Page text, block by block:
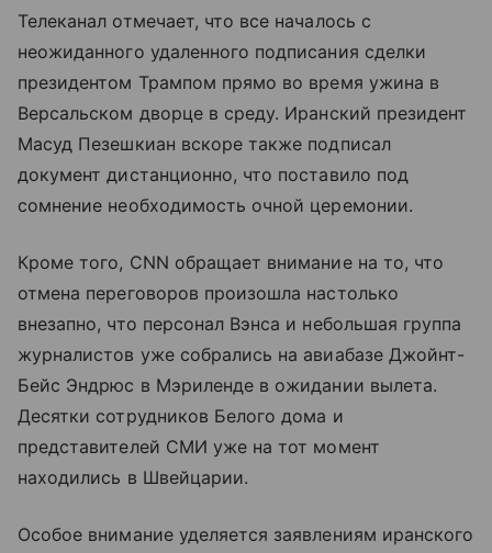
Телеканал отмечает, что все началось с
неожиданного удаленного подписания сделки
президентом Трампом прямо во время ужина в
Версальском дворце в среду. Иранский президент
Масуд Пезешкиан вскоре также подписал
документ дистанционно, что поставило под
сомнение необходимость очной церемонии.
Кроме того, CNN обращает внимание на то, что
отмена переговоров произошла настолько
внезапно, что персонал Вэнса и небольшая группа
журналистов уже собрались на авиабазе Джойнт-
Бейс Эндрюс в Мэриленде в ожидании вылета.
Десятки сотрудников Белого дома и
представителей СМИ уже на тот момент
находились в Швейцарии.
Особое внимание уделяется заявлениям иранского